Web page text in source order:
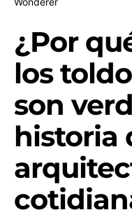
¿Por
los
son
historia